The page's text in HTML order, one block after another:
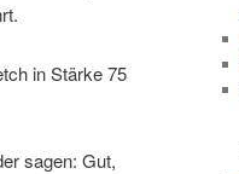
in Stärke 75
sagen: Gut,